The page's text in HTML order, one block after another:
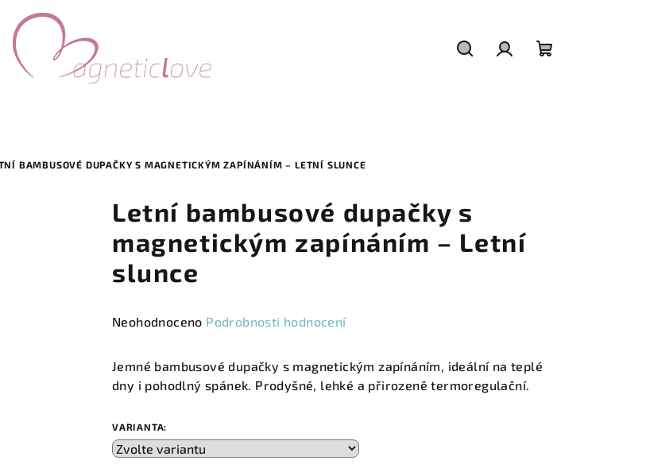
BAMBUSOVÉ DUPAČKY S MAGNETICKÝM ZAPÍNÁNÍM – LETNÍ SLUNCE
Letní bambusové dupačky s
magnetickým zapínáním – Letní
slunce
Průměrné
produktu
je
0,0
5
hvězdiček.
Neohodnoceno Podrobnosti hodnocení
Jemné bambusové dupačky s magnetickým zapínáním, ideální na teplé
dny i pohodlný spánek. Prodyšné, lehké a přirozeně termoregulační.
VARIANTA: